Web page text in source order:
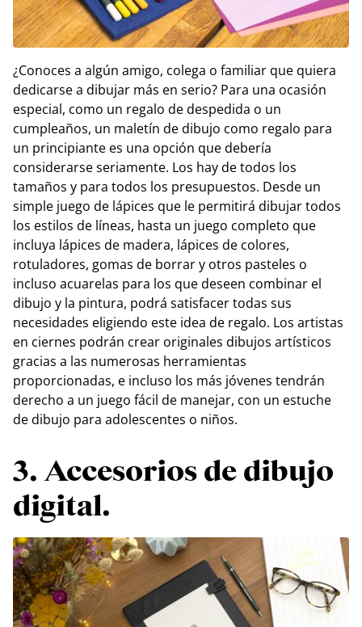
¿Conoces a algún amigo, colega o familiar que quiera
dedicarse a dibujar más en serio? Para una ocasión
especial, como un regalo de despedida o un
cumpleaños, un maletín de dibujo como regalo para
un principiante es una opción que debería
considerarse seriamente. Los hay de todos los
tamaños y para todos los presupuestos. Desde un
simple juego de lápices que le permitirá dibujar todos
los estilos de líneas, hasta un juego completo que
incluya lápices de madera, lápices de colores,
rotuladores, gomas de borrar y otros pasteles o
incluso acuarelas para los que deseen combinar el
dibujo y la pintura, podrá satisfacer todas sus
necesidades eligiendo este idea de regalo. Los artistas
en ciernes podrán crear originales dibujos artísticos
gracias a las numerosas herramientas
proporcionadas, e incluso los más jóvenes tendrán
derecho a un juego fácil de manejar, con un estuche
de dibujo para adolescentes o niños.
3. Accesorios de dibujo
digital.